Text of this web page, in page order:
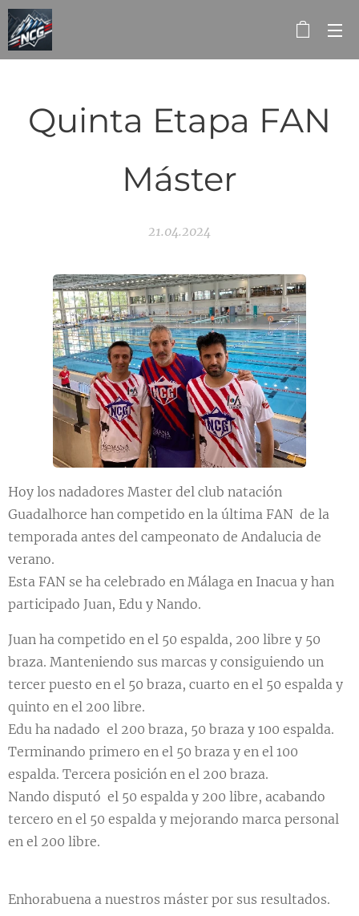
Quinta Etapa FAN
Máster
21.04.2024
Hoy los nadadores Master del club natación
Guadalhorce han competido en la última FAN de la
temporada antes del campeonato de Andalucia de
verano.
Esta FAN se ha celebrado en Málaga en Inacua y han
participado Juan, Edu y Nando.
Juan ha competido en el 50 espalda, 200 libre y 50
braza. Manteniendo sus marcas y consiguiendo un
tercer puesto en el 50 braza, cuarto en el 50 espalda y
quinto en el 200 libre.
Edu ha nadado el 200 braza, 50 braza y 100 espalda.
Terminando primero en el 50 braza y en el 100
espalda. Tercera posición en el 200 braza.
Nando disputó el 50 espalda y 200 libre, acabando
tercero en el 50 espalda y mejorando marca personal
en el 200 libre.
Enhorabuena a nuestros máster por sus resultados.